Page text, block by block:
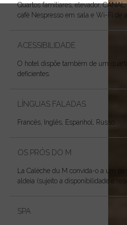
Quartos familiares, elevador,
café Nespresso em sala e Wi-Fi de
ACESSIBILIDADE
O hotel dispõe também de um
deficientes.
LÍNGUAS FALADAS
Francês, Inglês, Espanhol, Russo.
OS PRÓS DO M
La Calèche du M convida-o a um
aldeia (sujeito a disponibilidade e
SPA